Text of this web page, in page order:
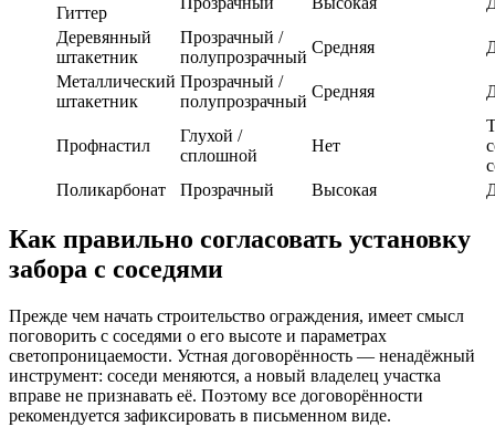
Гиттер
Деревянный
штакетник
Прозрачный /
полупрозрачный
Средняя
Металлический
штакетник
Прозрачный /
полупрозрачный
Средняя
Профнастил
Глухой /
сплошной
Нет
Поликарбонат
Прозрачный Высокая
Как правильно согласовать установку
забора с соседями
Прежде чем начать строительство ограждения, имеет смысл
поговорить с соседями о его высоте и параметрах
светопроницаемости. Устная договорённость — ненадёжный
инструмент: соседи меняются, а новый владелец участка
вправе не признавать её. Поэтому все договорённости
рекомендуется зафиксировать в письменном виде.